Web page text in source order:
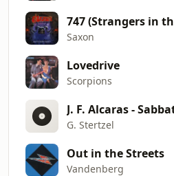
747 (Strangers in
Saxon
Lovedrive
Scorpions
G. Stertzel
Out in the Streets
Vandenberg